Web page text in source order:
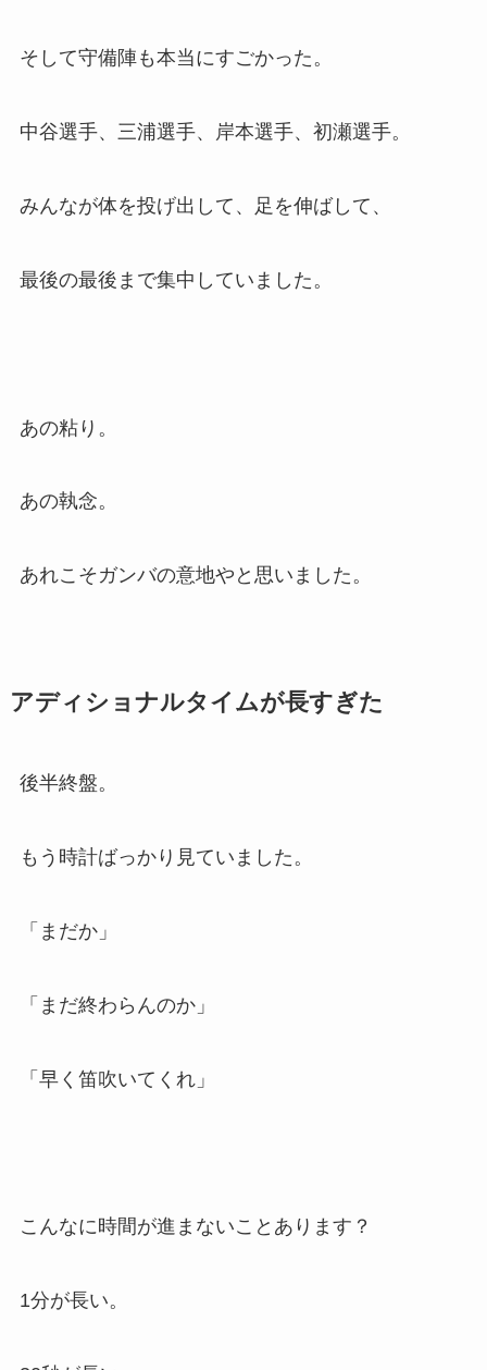
そして守備陣も本当にすごかった。
中谷選手、三浦選手、岸本選手、初瀬選手。
みんなが体を投げ出して、足を伸ばして、
最後の最後まで集中していました。
あの粘り。
あの執念。
あれこそガンバの意地やと思いました。
アディショナルタイムが長すぎた
後半終盤。
もう時計ばっかり見ていました。
「まだか」
「まだ終わらんのか」
「早く笛吹いてくれ」
こんなに時間が進まないことあります？
1分が長い。